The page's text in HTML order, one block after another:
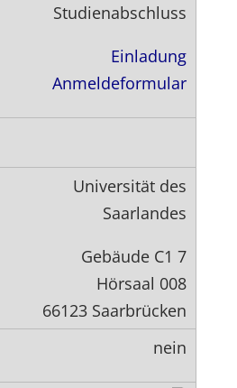
Studienabschluss
Einladung
Anmeldeformular
Universität des
Saarlandes
Gebäude C1 7
Hörsaal 008
66123 Saarbrücken
nein